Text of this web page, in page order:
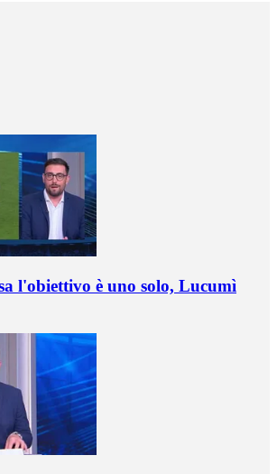
l'obiettivo è uno solo, Lucumì